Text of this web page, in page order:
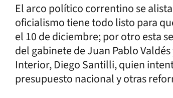
El arco político correntino se
oficialismo tiene todo listo para
el 10 de diciembre; por otro esta
del gabinete de Juan Pablo
Interior, Diego Santilli, quien
presupuesto nacional y otras